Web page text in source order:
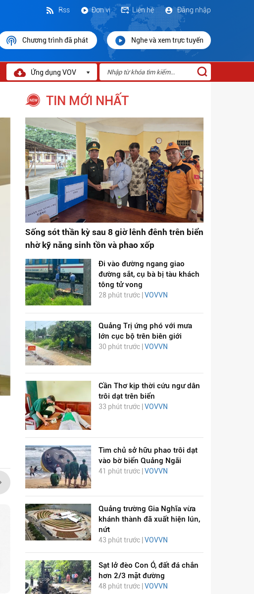
Đăng nhập
Liên hệ
Đơn vị
Rss
Chương trình đã phát Nghe và xem trực tuyến
Ứng dụng VOV
TIN MỚI NHẤT
Sống sót thần kỳ sau 8 giờ lênh đênh trên biển
nhờ kỹ năng sinh tồn và phao xốp
Đi vào đường ngang giao
đường sắt, cụ bà bị tàu khách
tông tử vong
28 phút trước | VOVVN
Quảng Trị ứng phó với mưa
lớn cục bộ trên biên giới
30 phút trước | VOVVN
Cần Thơ kịp thời cứu ngư dân
trôi dạt trên biển
33 phút trước | VOVVN
Tìm chủ sở hữu phao trôi dạt
vào bờ biển Quảng Ngãi
41 phút trước | VOVVN
Quảng trường Gia Nghĩa vừa
khánh thành đã xuất hiện lún,
nứt
43 phút trước |VOVVN
Sạt lở đèo Con Ó, đất đá chắn
hơn 2/3 mặt đường
48 phút trước |VOVVN